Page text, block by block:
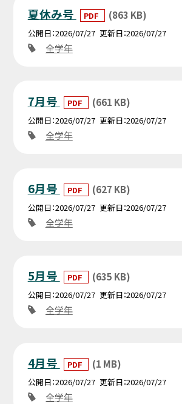
夏休み号 PDF (863 KB)
公開日 2026/07/27 更新日 2026/07/27
全学年
7月号 PDF (661 KB)
公開日 2026/07/27 更新日 2026/07/27
全学年
6月号 PDF (627 KB)
公開日 2026/07/27 更新日 2026/07/27
全学年
5月号 PDF (635 KB)
公開日 2026/07/27 更新日 2026/07/27
全学年
4月号 PDF (1 MB)
公開日 2026/07/27 更新日 2026/07/27
全学年